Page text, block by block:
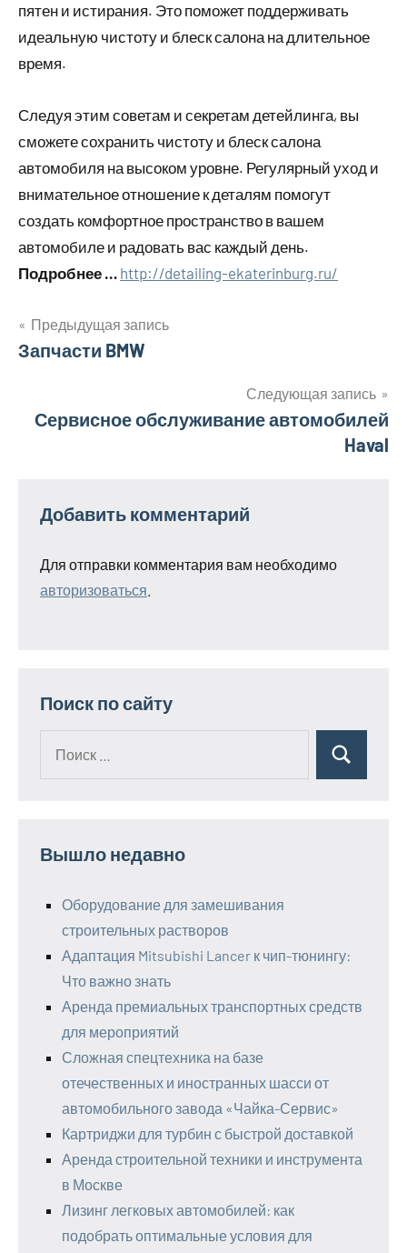
пятен и истирания. Это поможет поддерживать
идеальную чистоту и блеск салона на длительное
время.
Следуя этим советам и секретам детейлинга, вы
сможете сохранить чистоту и блеск салона
автомобиля на высоком уровне. Регулярный уход и
внимательное отношение к деталям помогут
создать комфортное пространство в вашем
автомобиле и радовать вас каждый день.
Подробнее … http://detailing-ekaterinburg.ru/
Навигация
записям
Предыдущая запись
Запчасти BMW
Следующая запись
Сервисное обслуживание автомобилей
Haval
Добавить комментарий
Для отправки комментария вам необходимо
авторизоваться
Поиск по сайту
Поиск
Вышло недавно
Оборудование для замешивания
строительных растворов
Адаптация Mitsubishi Lancer к чип-тюнингу:
Что важно знать
Аренда премиальных транспортных средств
для мероприятий
Сложная спецтехника на базе
отечественных и иностранных шасси от
автомобильного завода «Чайка-Сервис»
Картриджи для турбин с быстрой доставкой
Аренда строительной техники и инструмента
в Москве
Лизинг легковых автомобилей: как
подобрать оптимальные условия для